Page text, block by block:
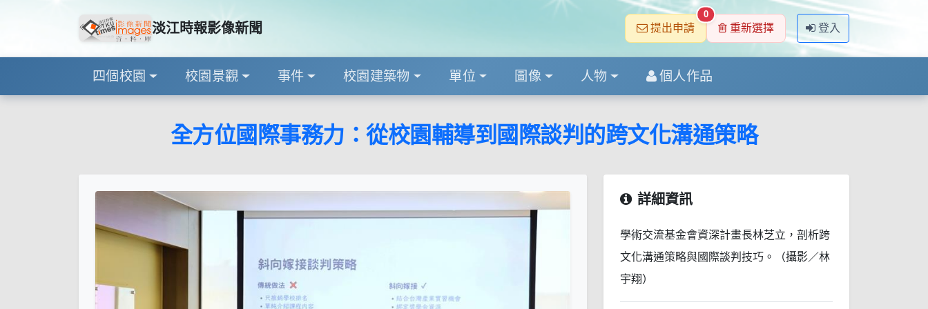
淡江時報影像新聞 提出申請
0
重新選擇 登入
四個校園 校園景觀 事件 校園建築物 單位 圖像 人物 個人作品
全方位國際事務力：從校園輔導到國際談判的跨文化溝通策略
詳細資訊
學術交流基金會資深計畫長林芝立，剖析跨
文化溝通策略與國際談判技巧。（攝影／林
宇翔）